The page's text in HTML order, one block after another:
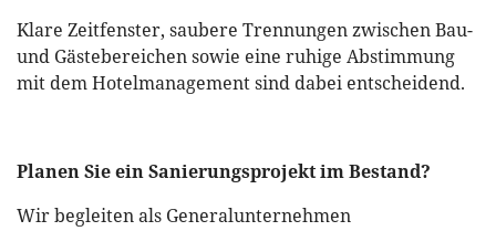
Klare Zeitfenster, saubere Trennungen zwischen Bau-
und Gästebereichen sowie eine ruhige Abstimmung
mit dem Hotelmanagement sind dabei entscheidend.
Planen Sie ein Sanierungsprojekt im Bestand?
Wir begleiten als Generalunternehmen